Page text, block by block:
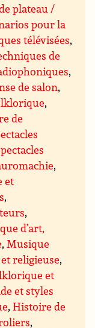
plateau /
pour la
télévisées,
de
,
de salon,
,
de
,
et
,
,
d’art,
,Musique
religieuse,
et
et styles
,Histoire de
,